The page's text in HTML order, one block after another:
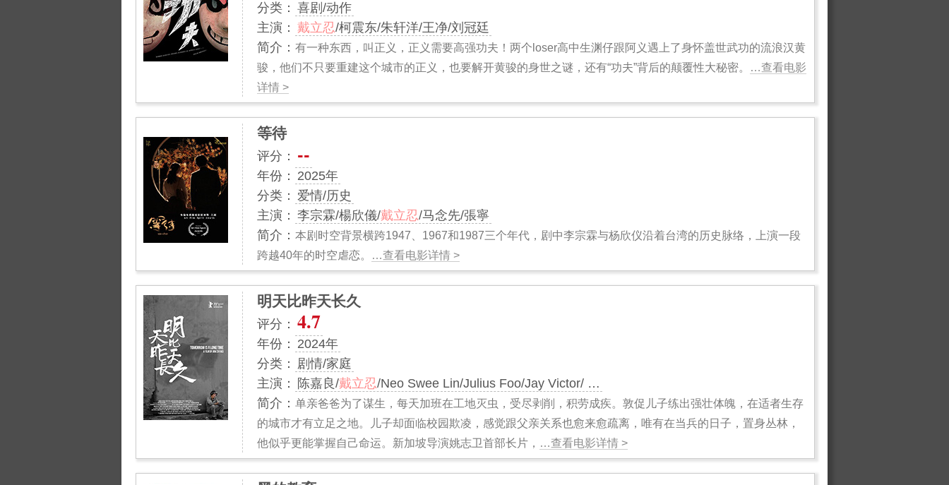
分类： 喜剧/动作
主演： 戴立忍/柯震东/朱轩洋/王净/刘冠廷
简介： 有一种东西，叫正义，正义需要高强功夫！两个loser高中生渊仔跟阿义遇上了身怀盖世武功的流浪汉黄
骏，他们不只要重建这个城市的正义，也要解开黄骏的身世之谜，还有“功夫”背后的颠覆性大秘密。
…查看电影
详情 >
等待
评分： --
年份： 2025年
分类： 爱情/历史
主演： 李宗霖/楊欣儀/戴立忍/马念先/張寧
简介： 本剧时空背景横跨1947、1967和1987三个年代，剧中李宗霖与杨欣仪沿着台湾的历史脉络，上演一段
跨越40年的时空虐恋。
…查看电影详情 >
明天比昨天长久
评分： 4.7
年份： 2024年
分类： 剧情/家庭
主演：
陈嘉良/戴立忍/Neo Swee Lin/Julius Foo/Jay Victor/ …
简介： 单亲爸爸为了谋生，每天加班在工地灭虫，受尽剥削，积劳成疾。敦促儿子练出强壮体魄，在适者生存
的城市才有立足之地。儿子却面临校园欺凌，感觉跟父亲关系也愈来愈疏离，唯有在当兵的日子，置身丛林，
他似乎更能掌握自己命运。新加坡导演姚志卫首部长片， …查看电影详情 >